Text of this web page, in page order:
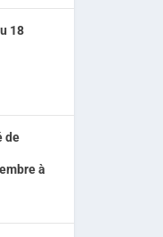
18
de
à